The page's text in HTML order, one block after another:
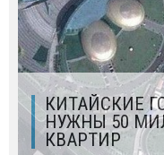
КИТАЙСКИЕ
НУЖНЫ 50
КВАРТИР